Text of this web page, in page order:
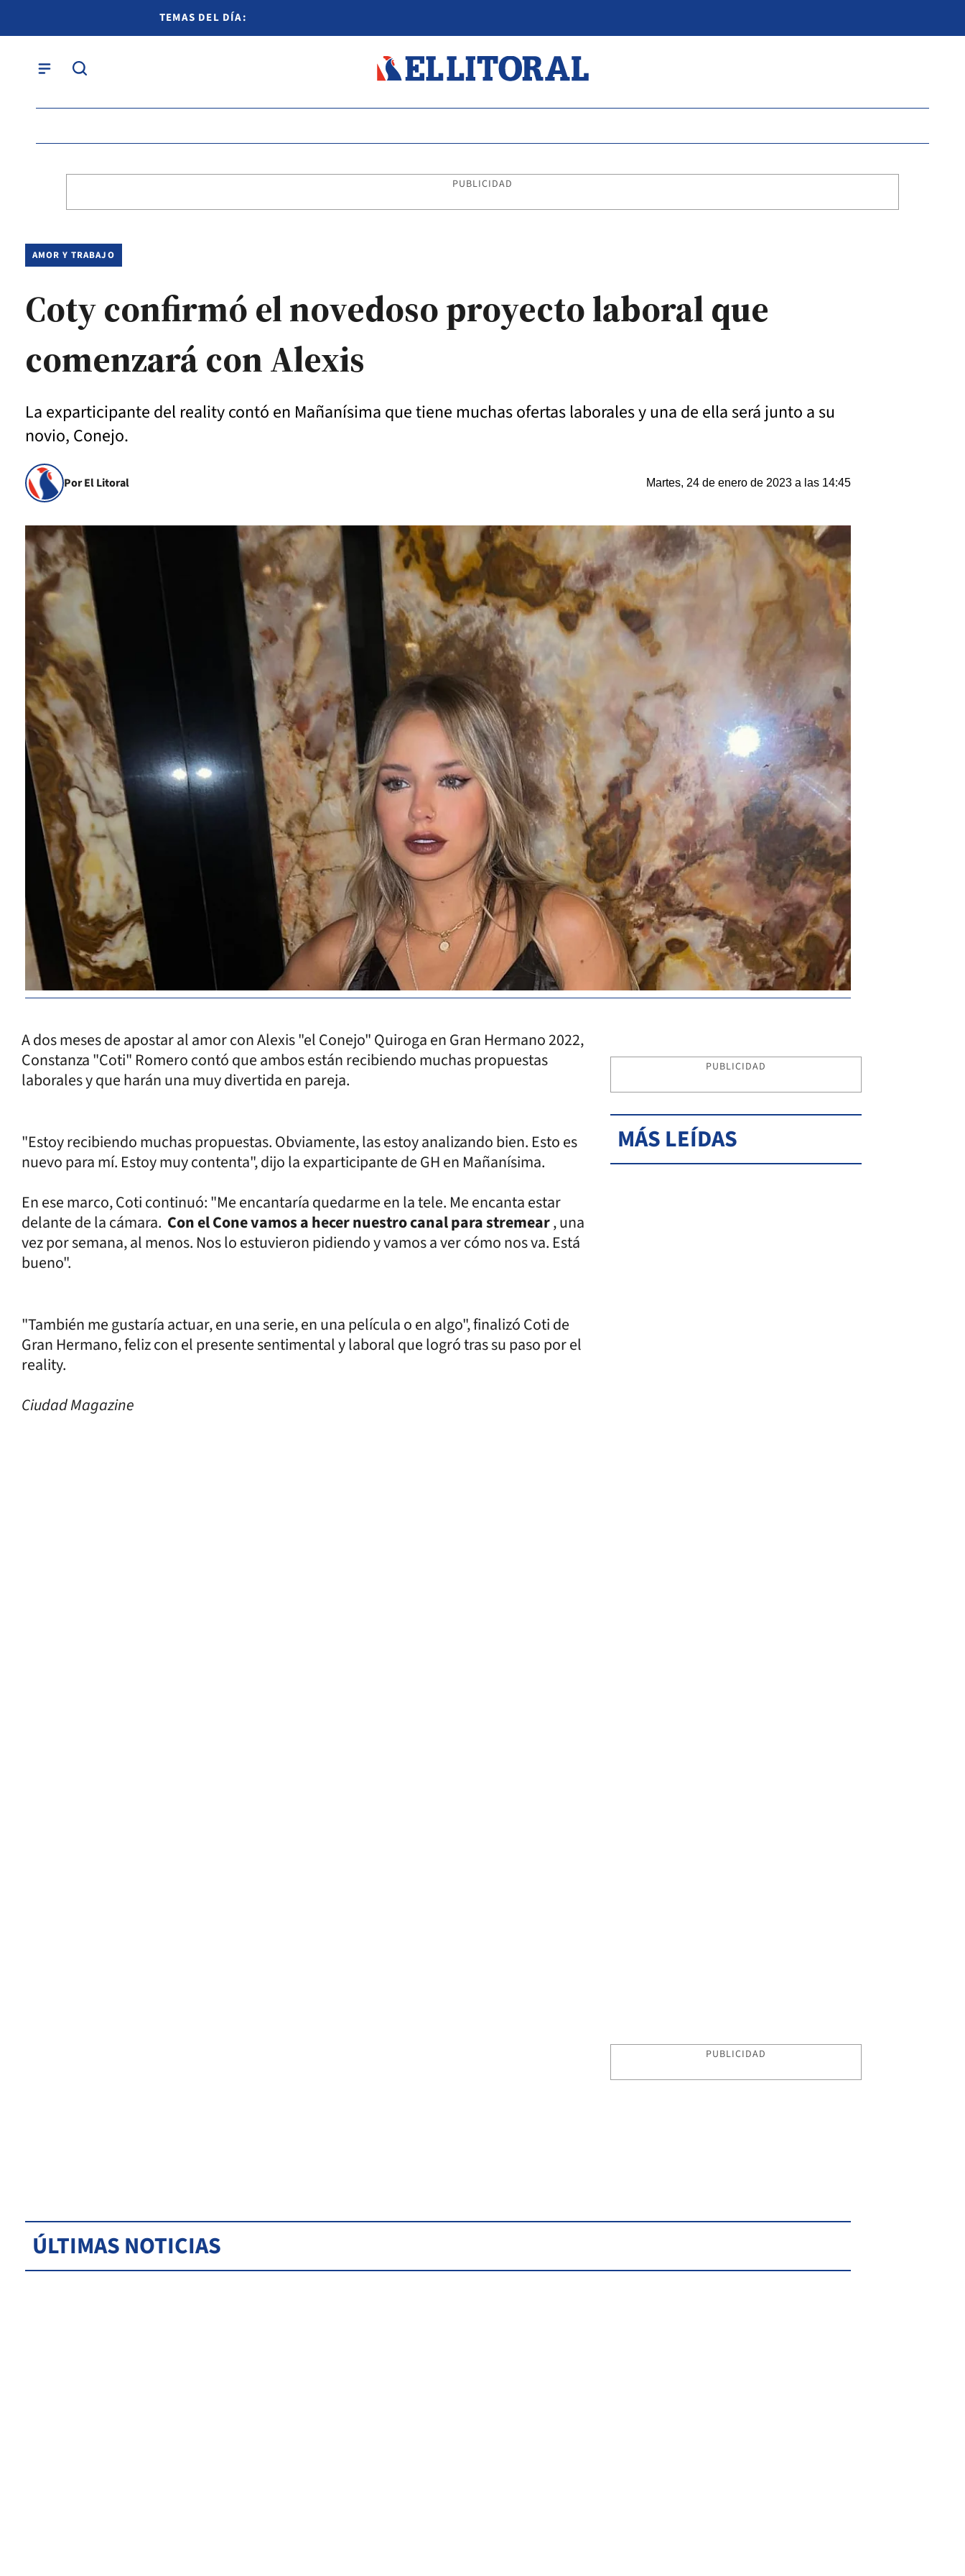
TEMAS DEL DÍA:
PUBLICIDAD
AMOR Y TRABAJO
Coty confirmó el novedoso proyecto laboral que
comenzará con Alexis
La exparticipante del reality contó en Mañanísima que tiene muchas ofertas laborales y una de ella será junto a su
novio, Conejo.
Por El Litoral Martes, 24 de enero de 2023 a las 14:45
A dos meses de apostar al amor con Alexis "el Conejo" Quiroga en Gran Hermano 2022,
Constanza "Coti" Romero contó que ambos están recibiendo muchas propuestas
laborales y que harán una muy divertida en pareja.
"Estoy recibiendo muchas propuestas. Obviamente, las estoy analizando bien. Esto es
nuevo para mí. Estoy muy contenta", dijo la exparticipante de GH en Mañanísima.
En ese marco, Coti continuó: "Me encantaría quedarme en la tele. Me encanta estar
delante de la cámara. Con el Cone vamos a hecer nuestro canal para stremear, una
vez por semana, al menos. Nos lo estuvieron pidiendo y vamos a ver cómo nos va. Está
bueno".
"También me gustaría actuar, en una serie, en una película o en algo", finalizó Coti de
Gran Hermano, feliz con el presente sentimental y laboral que logró tras su paso por el
reality.
Ciudad Magazine
PUBLICIDAD
MÁS LEÍDAS
PUBLICIDAD
ÚLTIMAS NOTICIAS